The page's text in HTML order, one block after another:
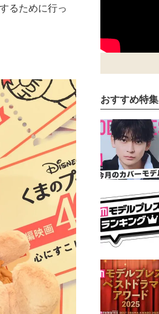
るために行っ
おすすめ特集